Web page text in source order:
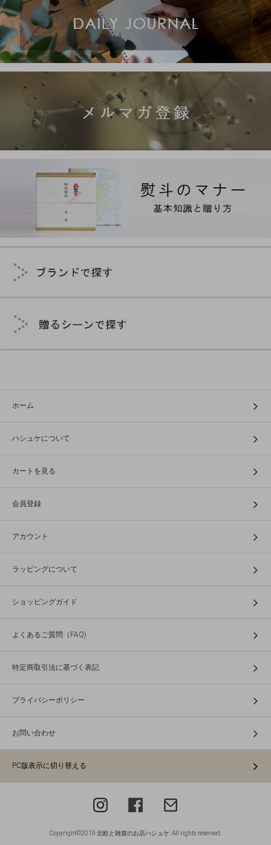
ホーム
ハシュケについて
カートを見る
会員登録
アカウント
ラッピングについて
ショッピングガイド
よくあるご質問（FAQ)
特定商取引法に基づく表記
プライバシーポリシー
お問い合わせ
PC版表示に切り替える
Copyright©2019 北欧と雑貨のお店ハシュケ. All rights reserved.